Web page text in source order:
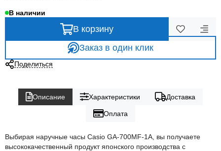
В наличии
В корзину
Заказ в один клик
Поделиться
Описание Характеристики Доставка
Оплата
Выбирая наручные часы Casio GA-700MF-1A, вы получаете
высококачественный продукт японского производства с